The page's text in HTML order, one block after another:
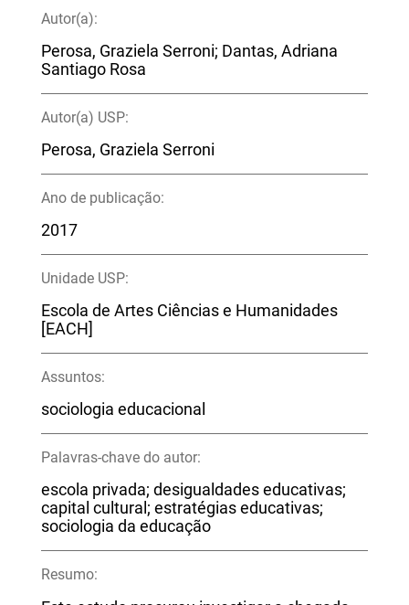
Autor(a):
Perosa, Graziela Serroni; Dantas, Adriana
Santiago Rosa
Autor(a) USP:
Perosa, Graziela Serroni
Ano de publicação:
2017
Unidade USP:
Escola de Artes Ciências e Humanidades
[EACH]
Assuntos:
sociologia educacional
Palavras-chave do autor:
escola privada; desigualdades educativas;
capital cultural; estratégias educativas;
sociologia da educação
Resumo: